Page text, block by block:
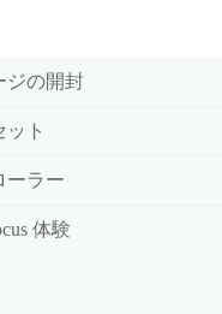
ジの開封
ット
ーラー
体験